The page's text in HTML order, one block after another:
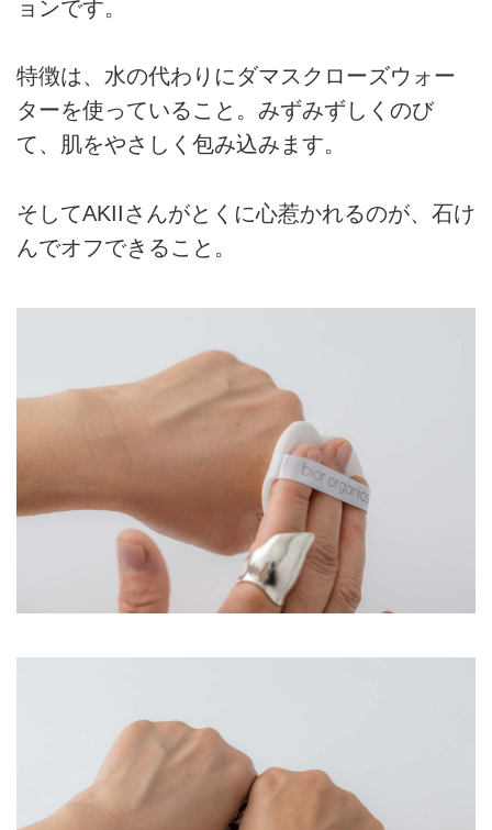
ョンです。
特徴は、水の代わりにダマスクローズウォー
ターを使っていること。みずみずしくのび
て、肌をやさしく包み込みます。
そしてAKIIさんがとくに心惹かれるのが、石け
んでオフできること。